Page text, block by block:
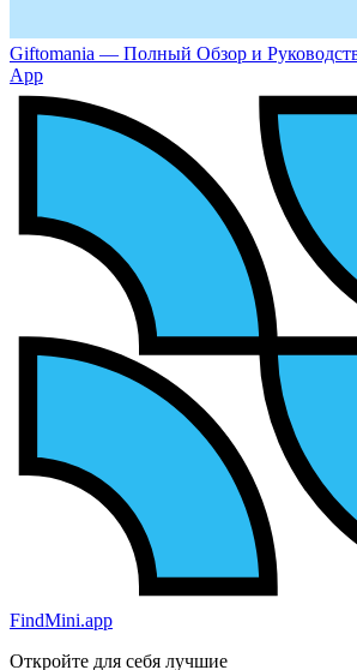
Giftomania — Полный Обзор и
App
FindMini.app
Откройте для себя лучшие